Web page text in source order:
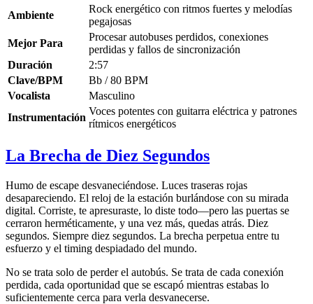
Ambiente
Rock energético con ritmos fuertes y melodías
pegajosas
Mejor Para
Procesar autobuses perdidos, conexiones
perdidas y fallos de sincronización
Duración
2:57
Clave/BPM
Bb / 80 BPM
Vocalista
Masculino
Instrumentación
Voces potentes con guitarra eléctrica y patrones
rítmicos energéticos
La Brecha de Diez Segundos
Humo de escape desvaneciéndose. Luces traseras rojas
desapareciendo. El reloj de la estación burlándose con su mirada
digital. Corriste, te apresuraste, lo diste todo—pero las puertas se
cerraron herméticamente, y una vez más, quedas atrás. Diez
segundos. Siempre diez segundos. La brecha perpetua entre tu
esfuerzo y el timing despiadado del mundo.
No se trata solo de perder el autobús. Se trata de cada conexión
perdida, cada oportunidad que se escapó mientras estabas lo
suficientemente cerca para verla desvanecerse.